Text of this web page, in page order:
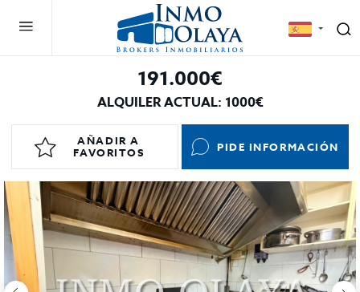
191.000€
ALQUILER ACTUAL: 1000€
AÑADIR A
FAVORITOS
PIDE INFORMACIÓN